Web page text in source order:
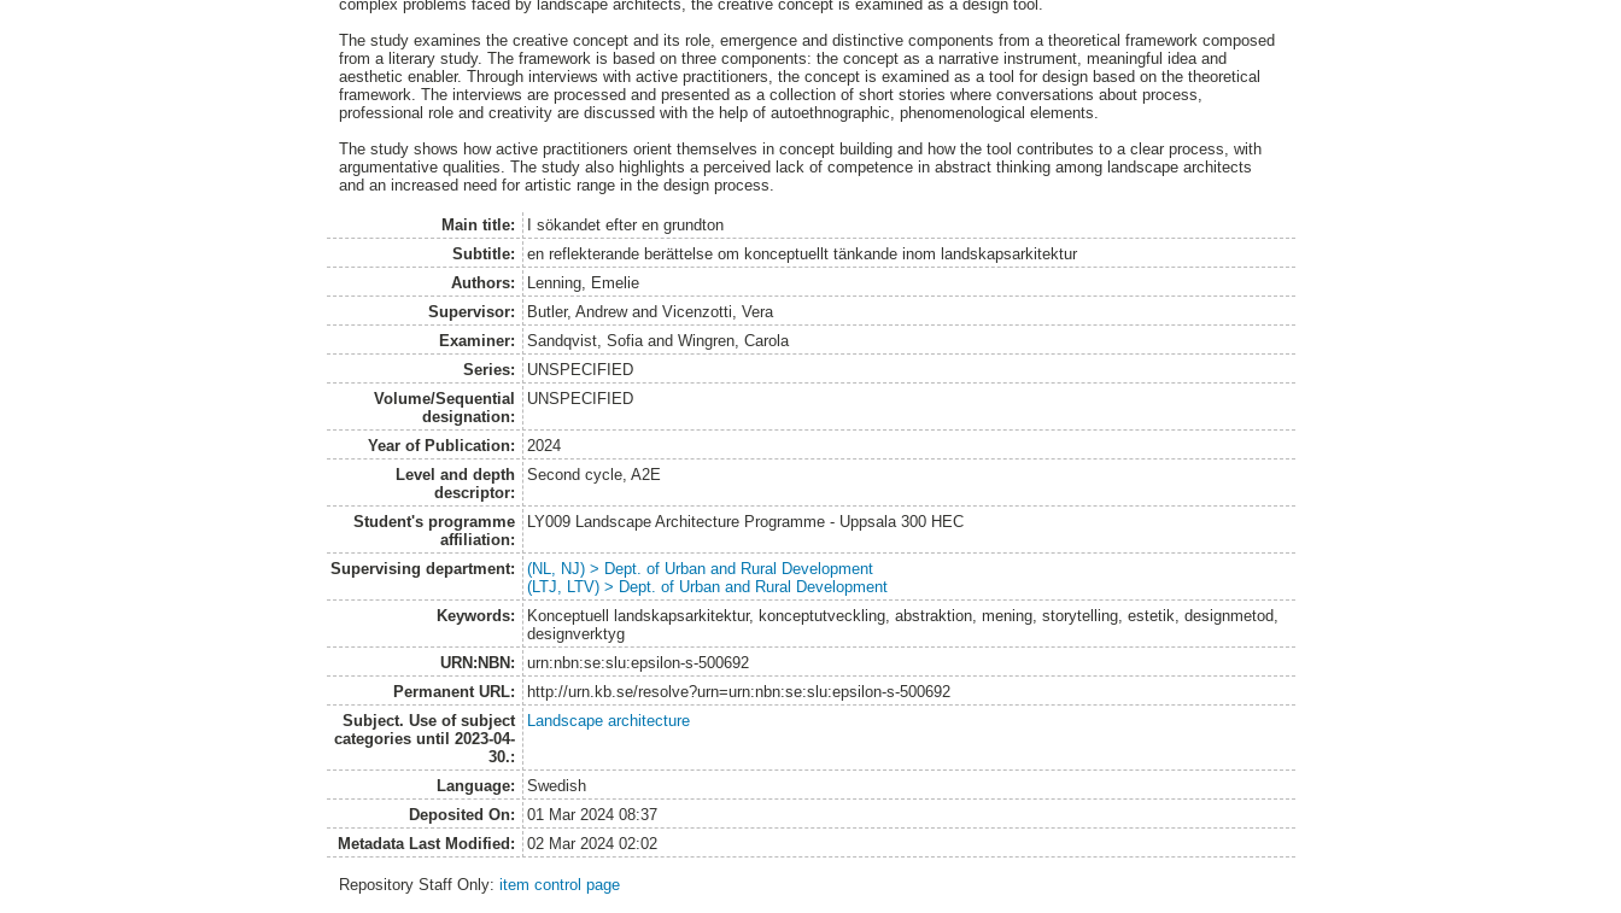
complex problems faced by landscape architects, the creative concept is examined as a design tool.
The study examines the creative concept and its role, emergence and distinctive components from a theoretical framework composed
from a literary study. The framework is based on three components: the concept as a narrative instrument, meaningful idea and
aesthetic enabler. Through interviews with active practitioners, the concept is examined as a tool for design based on the theoretical
framework. The interviews are processed and presented as a collection of short stories where conversations about process,
professional role and creativity are discussed with the help of autoethnographic, phenomenological elements.
The study shows how active practitioners orient themselves in concept building and how the tool contributes to a clear process, with
argumentative qualities. The study also highlights a perceived lack of competence in abstract thinking among landscape architects
and an increased need for artistic range in the design process.
Main title:
I sökandet efter en grundton
Subtitle:
en reflekterande berättelse om konceptuellt tänkande inom landskapsarkitektur
Authors:
Lenning, Emelie
Supervisor:
Butler, Andrewand Vicenzotti, Vera
Examiner:
Sandqvist, Sofiaand Wingren, Carola
Series:
UNSPECIFIED
Volume/Sequential
designation:
UNSPECIFIED
Year of Publication:
2024
Level and depth
descriptor:
Second cycle, A2E
Student's programme
affiliation:
LY009 Landscape Architecture Programme - Uppsala 300 HEC
Supervising department:
(NL, NJ) > Dept. of Urban and Rural Development
(LTJ, LTV) > Dept. of Urban and Rural Development
Keywords:
Konceptuell landskapsarkitektur, konceptutveckling, abstraktion, mening, storytelling, estetik, designmetod,
designverktyg
URN:NBN:
urn:nbn:se:slu:epsilon-s-500692
Permanent URL:
http://urn.kb.se/resolve?urn=urn:nbn:se:slu:epsilon-s-500692
Subject. Use of subject
categories until 2023-04-
30.:
Landscape architecture
Language:
Swedish
Deposited On:
01 Mar 2024 08:37
Metadata Last Modified:
02 Mar 2024 02:02
Repository Staff Only:item control page